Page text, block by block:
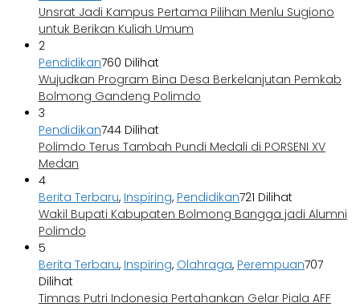
Unsrat Jadi Kampus Pertama Pilihan Menlu Sugiono
untuk Berikan Kuliah Umum
2
Pendidikan760 Dilihat
Wujudkan Program Bina Desa Berkelanjutan Pemkab
Bolmong Gandeng Polimdo
3
Pendidikan744 Dilihat
Polimdo Terus Tambah Pundi Medali di PORSENI XV
Medan
4
Berita Terbaru, Inspiring, Pendidikan721 Dilihat
Wakil Bupati Kabupaten Bolmong Bangga jadi Alumni
Polimdo
5
Berita Terbaru, Inspiring, Olahraga, Perempuan707
Dilihat
Timnas Putri Indonesia Pertahankan Gelar Piala AFF